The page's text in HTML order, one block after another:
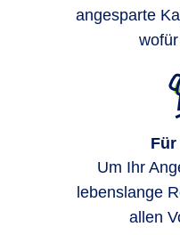
angesparte
Um Ihr
lebenslange
allen